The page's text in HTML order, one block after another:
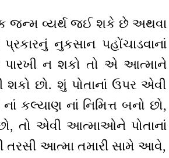
જન્મ વ્યર્થ જઈ શકે છે અથવા
નુકસાન પહોંચાડવાનાં
ન શકો તો એ આત્માને
છો. શું પોતાનાં ઉપર એવી
કલ્યાણ નાં નિમિત્ત બનો છો,
તો એવી આત્માઓને પોતાનાં
આત્મા તમારી સામે આવે,